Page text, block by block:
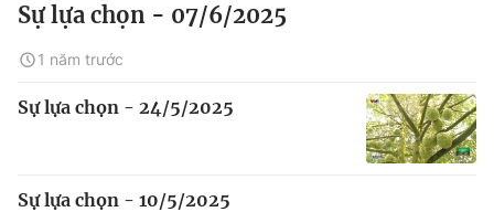
Sự lựa chọn - 07/6/2025
1 năm trước
Sự lựa chọn - 24/5/2025
Sự lựa chọn - 10/5/2025